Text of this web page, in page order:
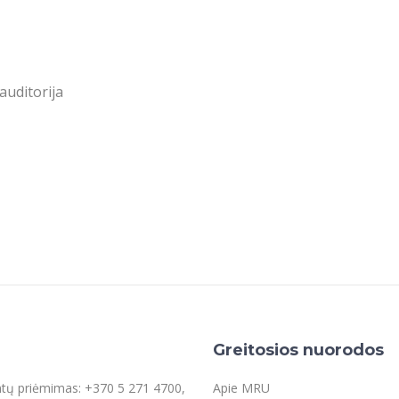
priėmimas: +370 5 271 4700,
Greitosios nuorodos
Apie MRU